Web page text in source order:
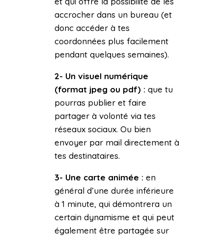
accrocher dans un bureau (et
donc accéder à tes
coordonnées plus facilement
pendant quelques semaines).
2- Un visuel numérique
(format jpeg ou pdf) : que tu
pourras publier et faire
partager à volonté via tes
réseaux sociaux. Ou bien
envoyer par mail directement à
tes destinataires.
3- Une carte animée : en
général d’une durée inférieure
à 1 minute, qui démontrera un
certain dynamisme et qui peut
également être partagée sur